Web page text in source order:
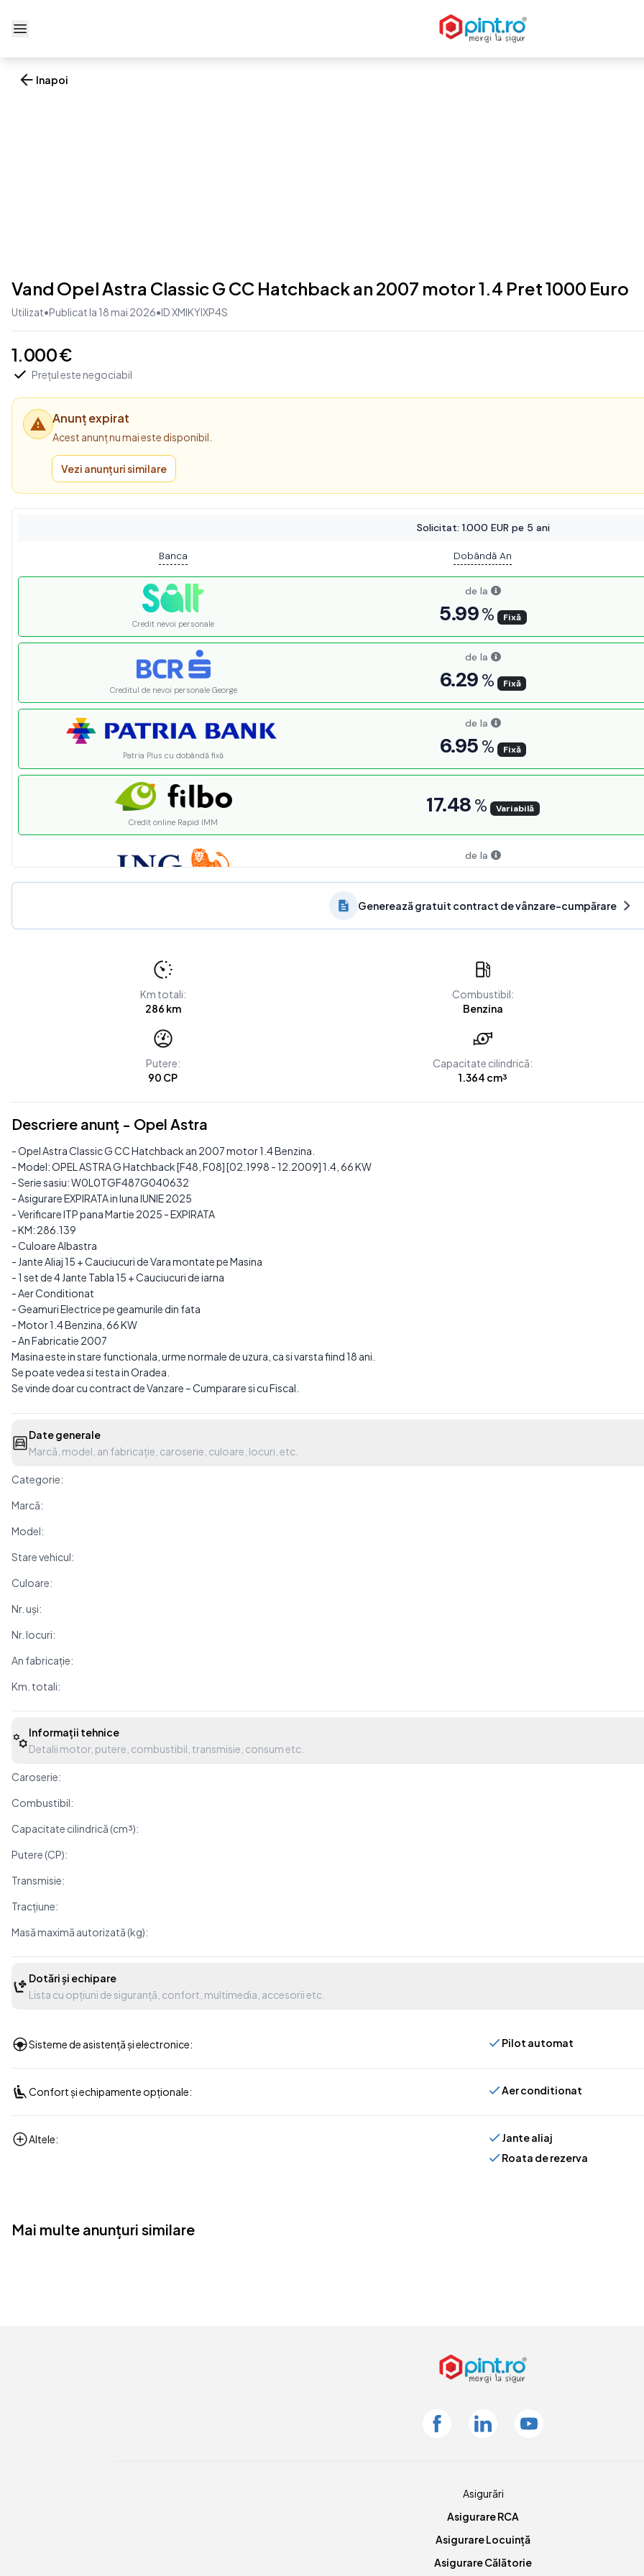
Deschide meniu
Inapoi
Vand Opel Astra Classic G CC Hatchback an 2007 motor 1.4 Pret 1000 Euro
Utilizat•Publicat la 18 mai 2026•ID XMIKYIXP4S
1.000 €
Prețul este negociabil
Anunț expirat
Acest anunț nu mai este disponibil.
Vezi anunțuri similare
Generează gratuit contract de vânzare-cumpărare
Km totali:
286 km
Combustibil:
Benzina
Putere:
90 CP
Capacitate cilindrică:
1.364 cm³
Descriere anunț - Opel Astra
- Opel Astra Classic G CC Hatchback an 2007 motor 1.4 Benzina.
- Model: OPEL ASTRA G Hatchback [F48, F08] [02.1998 - 12.2009] 1.4, 66 KW
- Serie sasiu: W0L0TGF487G040632
- Asigurare EXPIRATA in luna IUNIE 2025
- Verificare ITP pana Martie 2025 - EXPIRATA
- KM: 286.139
- Culoare Albastra
- Jante Aliaj 15 + Cauciucuri de Vara montate pe Masina
- 1 set de 4 Jante Tabla 15 + Cauciucuri de iarna
- Aer Conditionat
- Geamuri Electrice pe geamurile din fata
- Motor 1.4 Benzina, 66 KW
- An Fabricatie 2007
Masina este in stare functionala, urme normale de uzura, ca si varsta fiind 18 ani.
Se poate vedea si testa in Oradea.
Se vinde doar cu contract de Vanzare – Cumparare si cu Fiscal.
Date generale
Marcă, model, an fabricație, caroserie, culoare, locuri, etc.
Categorie:
Marcă:
Model:
Stare vehicul:
Culoare:
Nr. uși:
Nr. locuri:
An fabricație:
Km. totali:
Informații tehnice
Detalii motor, putere, combustibil, transmisie, consum etc.
Caroserie:
Combustibil:
Capacitate cilindrică (cm³):
Putere (CP):
Transmisie:
Tracțiune:
Masă maximă autorizată (kg):
Dotări și echipare
Lista cu opțiuni de siguranță, confort, multimedia, accesorii etc.
Sisteme de asistență și electronice: Pilot automat
Confort și echipamente opționale: Aer conditionat
Altele:
Jante aliaj
Roata de rezerva
Mai multe anunțuri similare
FacebookLinkedin Youtube
Asigurări
Asigurare RCA
Asigurare Locuință
Asigurare Călătorie